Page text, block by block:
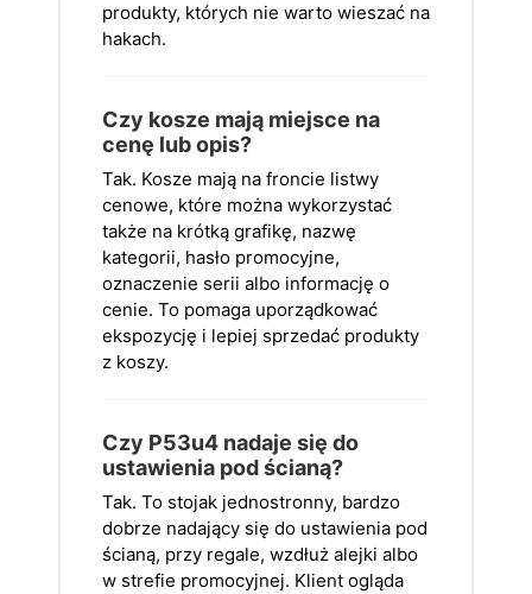
produkty, których nie warto wieszać na
hakach.
Czy kosze mają miejsce na
cenę lub opis?
Tak. Kosze mają na froncie listwy
cenowe, które można wykorzystać
także na krótką grafikę, nazwę
kategorii, hasło promocyjne,
oznaczenie serii albo informację o
cenie. To pomaga uporządkować
ekspozycję i lepiej sprzedać produkty
z koszy.
Czy P53u4 nadaje się do
ustawienia pod ścianą?
Tak. To stojak jednostronny, bardzo
dobrze nadający się do ustawienia pod
ścianą, przy regale, wzdłuż alejki albo
w strefie promocyjnej. Klient ogląda